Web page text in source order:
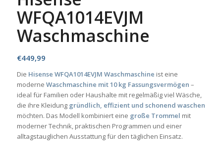
WFQA1014EVJM
Waschmaschine
€449,99
Die Hisense WFQA1014EVJM Waschmaschine ist eine
moderne Waschmaschine mit 10 kg Fassungsvermögen –
ideal für Familien oder Haushalte mit regelmäßig viel Wäsche,
die ihre Kleidung gründlich, effizient und schonend waschen
möchten. Das Modell kombiniert eine große Trommel mit
moderner Technik, praktischen Programmen und einer
alltagstauglichen Ausstattung für den täglichen Einsatz.